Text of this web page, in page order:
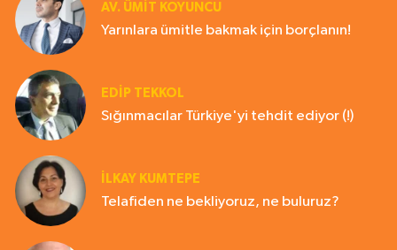
AV. ÜMIT KOYUNCU
Yarınlara ümitle bakmak için borçlanın!
EDIP TEKKOL
Sığınmacılar Türkiye'yi tehdit ediyor (!)
İLKAY KUMTEPE
Telafiden ne bekliyoruz, ne buluruz?